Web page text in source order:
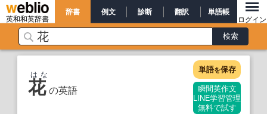
英和和英辞書
辞書 例文 診断 翻訳 単語帳
ログイン
花 の英語
はな 単語を保存
瞬間英作文
LINE学習管理
無料で試す